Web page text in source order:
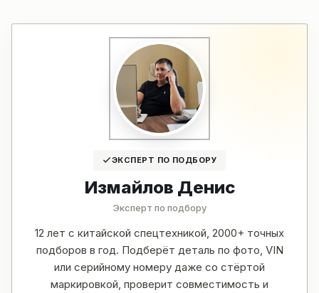
ЭКСПЕРТ ПО ПОДБОРУ
Измайлов Денис
Эксперт по подбору
12 лет с китайской спецтехникой, 2000+ точных
подборов в год. Подберёт деталь по фото, VIN
или серийному номеру даже со стёртой
маркировкой, проверит совместимость и